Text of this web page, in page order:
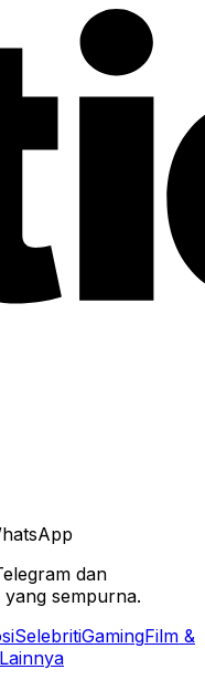
dan
sempurna.
SelebritiGamingFilm &
Lainnya